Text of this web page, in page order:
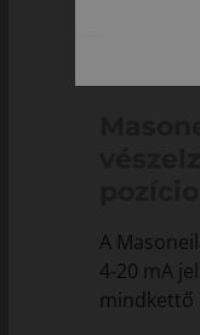
A
4-20 mA
mindkettő